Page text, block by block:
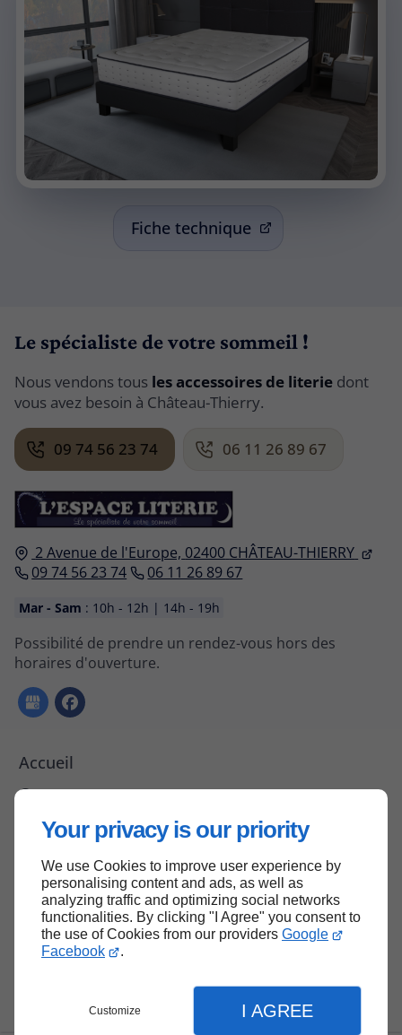
Your privacy is our priority
We use Cookies to improve user experience by
personalising content and ads, as well as
analyzing traffic and optimizing social networks
functionalities. By clicking "I Agree" you consent to
the use of Cookies from our providers Google
Facebook
.
Customize I AGREE
Fiche technique
2 Avenue de l'Europe, 02400 CHÂTEAU-THIERRY
09 74 56 23 74
06 11 26 89 67
Mar - Sam : 10h - 12h | 14h - 19h
Possibilité de prendre un rendez-vous hors des
horaires d'ouverture.
Accueil
Contactez-nous
Mentions légales
Plan du site
Le spécialiste de votre sommeil !
Nous vendons tous les accessoires de literie dont
vous avez besoin à Château-Thierry.
09 74 56 23 74 06 11 26 89 67
Haut de page